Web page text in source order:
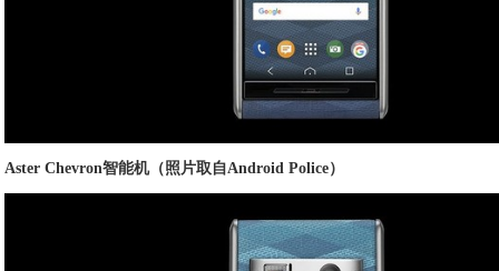
Aster Chevron智能机（照片取自Android Police）